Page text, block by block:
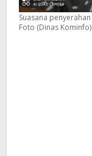
Suasana
Foto (Dinas Kominfo)